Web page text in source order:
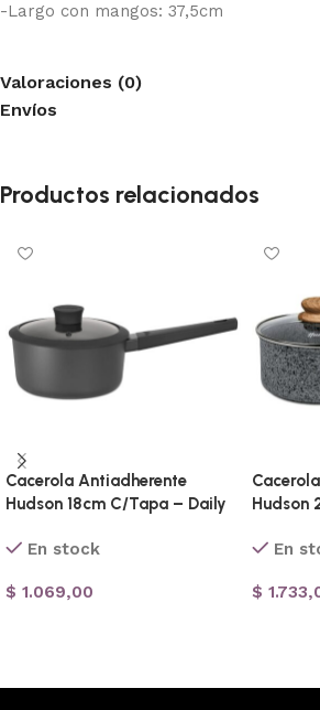
-Largo con mangos: 37,5cm
Valoraciones (0)
Envíos
Productos relacionados
Cacerola Antiadherente
Hudson 18cm C/Tapa – Daily
En stock
$ 1.069,00
Hudson
En
$